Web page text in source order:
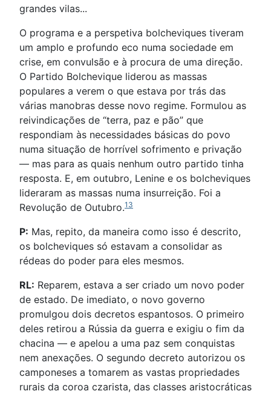
grandes vilas...
O programa e a perspetiva bolcheviques tiveram
um amplo e profundo eco numa sociedade em
crise, em convulsão e à procura de uma direção.
O Partido Bolchevique liderou as massas
populares a verem o que estava por trás das
várias manobras desse novo regime. Formulou as
reivindicações de “terra, paz e pão” que
respondiam às necessidades básicas do povo
numa situação de horrível sofrimento e privação
— mas para as quais nenhum outro partido tinha
resposta. E, em outubro, Lenine e os bolcheviques
lideraram as massas numa insurreição. Foi a
Revolução de Outubro.13
P: Mas, repito, da maneira como isso é descrito,
os bolcheviques só estavam a consolidar as
rédeas do poder para eles mesmos.
RL: Reparem, estava a ser criado um novo poder
de estado. De imediato, o novo governo
promulgou dois decretos espantosos. O primeiro
deles retirou a Rússia da guerra e exigiu o fim da
chacina — e apelou a uma paz sem conquistas
nem anexações. O segundo decreto autorizou os
camponeses a tomarem as vastas propriedades
rurais da coroa czarista, das classes aristocráticas